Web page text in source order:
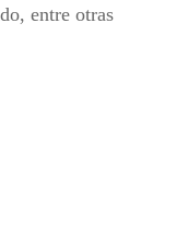
entre otras